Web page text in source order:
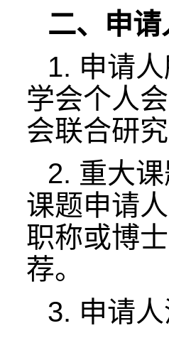
二、申
1. 申请
学会个人
会联合研
2. 重大
课题申请
职称或博
荐。
3. 申请